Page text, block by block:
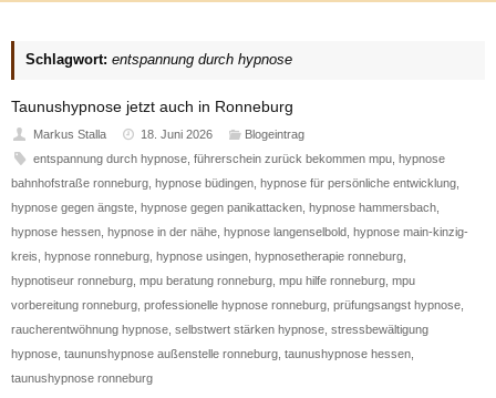
Schlagwort: entspannung durch hypnose
Taunushypnose jetzt auch in Ronneburg
Markus Stalla 18. Juni 2026
Blogeintrag
entspannung durch hypnose, führerschein zurück bekommen mpu, hypnose
bahnhofstraße ronneburg hypnose büdingen hypnose für persönliche entwicklung
hypnose gegen ängste hypnose gegen panikattacken hypnose hammersbach
hypnose hessen hypnose in der nähe hypnose langenselbold hypnose main-kinzig-
kreis hypnose ronneburg hypnose usingen hypnosetherapie ronneburg
hypnotiseur ronneburg mpu beratung ronneburg mpu hilfe ronneburg mpu
vorbereitung ronneburg professionelle hypnose ronneburg prüfungsangst hypnose
raucherentwöhnung hypnose selbstwert stärken hypnose stressbewältigung
hypnose taununshypnose außenstelle ronneburg taunushypnose hessen
taunushypnose ronneburg